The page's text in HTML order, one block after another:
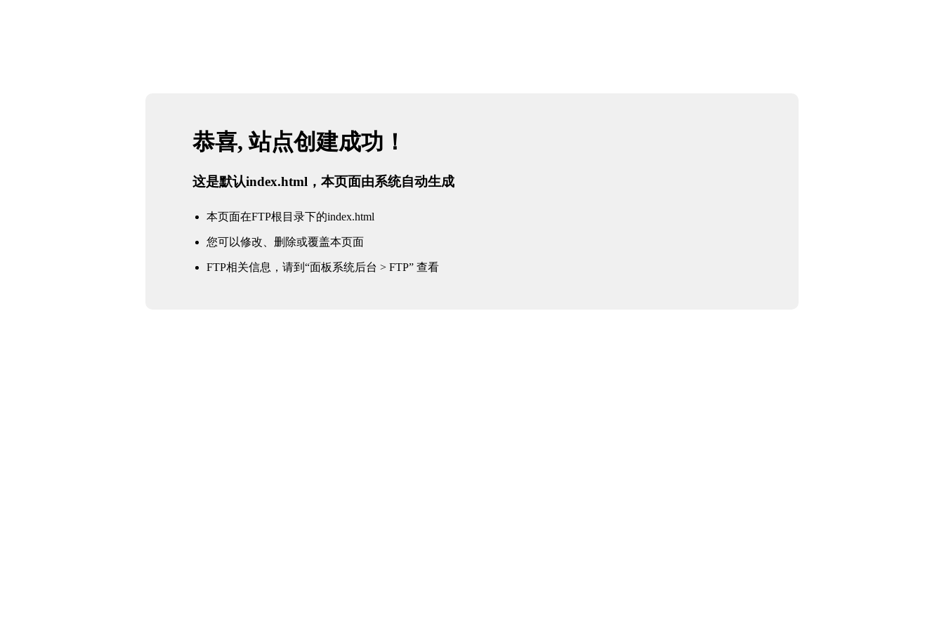
恭喜, 站点创建成功！
这是默认index.html，本页面由系统自动生成
本页面在FTP根目录下的index.html
您可以修改、删除或覆盖本页面
FTP相关信息，请到“面板系统后台 > FTP” 查看